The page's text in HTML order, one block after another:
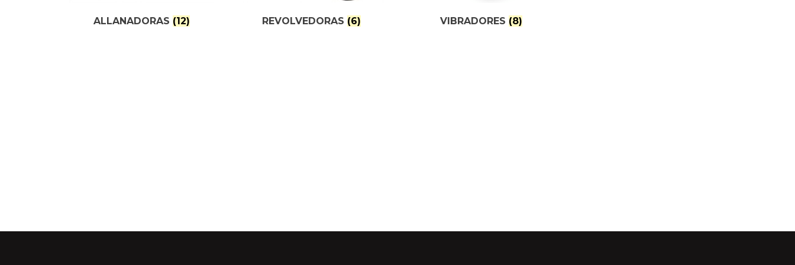
ALLANADORAS (12) REVOLVEDORAS (6) VIBRADORES (8)